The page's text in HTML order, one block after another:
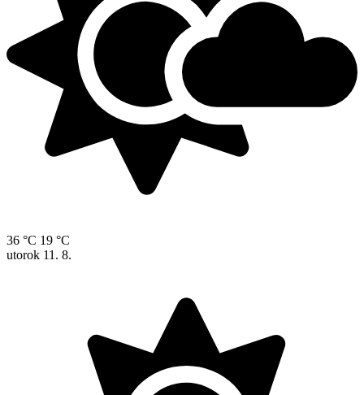
36 °C 19 °C
utorok 11. 8.